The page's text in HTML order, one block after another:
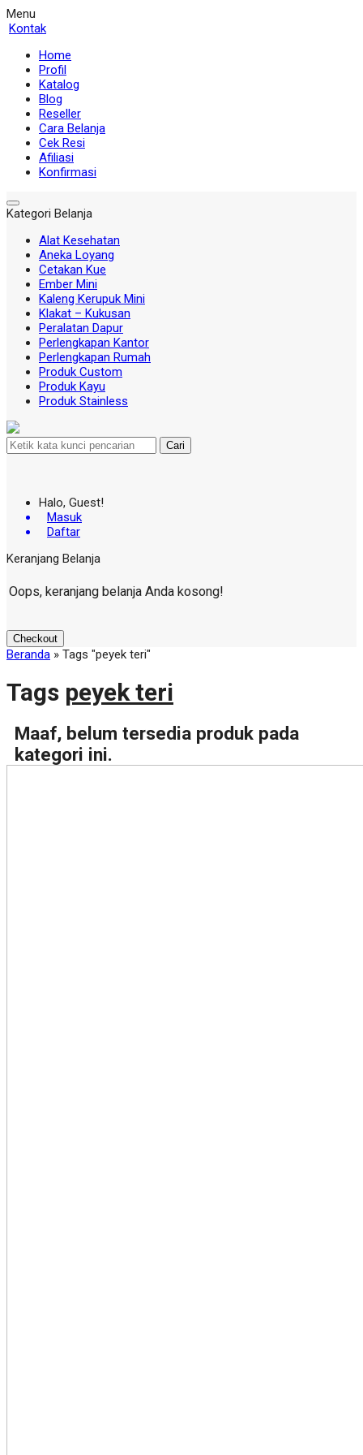
Menu
Kontak
Home
Profil
Katalog
Blog
Reseller
Cara Belanja
Cek Resi
Afiliasi
Konfirmasi
Kategori Belanja
Alat Kesehatan
Aneka Loyang
Cetakan Kue
Ember Mini
Kaleng Kerupuk Mini
Klakat – Kukusan
Peralatan Dapur
Perlengkapan Kantor
Perlengkapan Rumah
Produk Custom
Produk Kayu
Produk Stainless
Cari
Halo, Guest!
Masuk
Daftar
Keranjang Belanja
Oops, keranjang belanja Anda kosong!
Checkout
Beranda » Tags "peyek teri"
Tags peyek teri
Maaf, belum tersedia produk pada
kategori ini.